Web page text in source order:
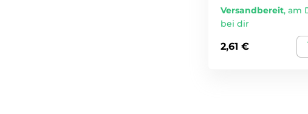
Versandbereit, am
bei dir
2,61 €